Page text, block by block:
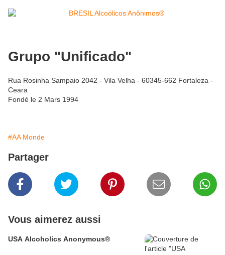
Grupo "Unificado"
Rua Rosinha Sampaio 2042 - Vila Velha - 60345-662 Fortaleza -
Ceara
Fondé le 2 Mars 1994
#AA Monde
Partager
Vous aimerez aussi
USA Alcoholics Anonymous®